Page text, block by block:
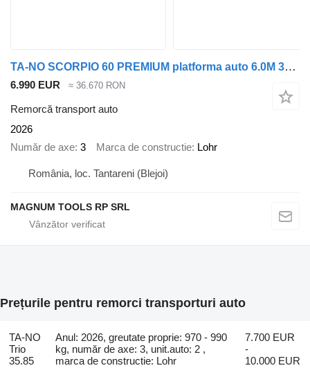
TA-NO SCORPIO 60 PREMIUM platforma auto 6.0M 3500 KG
6.990 EUR ≈ 36.670 RON
Remorcă transport auto
2026
Număr de axe 3 Marca de constructie Lohr
România, loc. Tantareni (Blejoi)
MAGNUM TOOLS RP SRL
Prețurile pentru remorci transporturi auto
TA-NO
Trio
35.85
Anul: 2026, greutate proprie: 970 - 990
kg, număr de axe: 3, unit.auto: 2 ,
marca de constructie: Lohr
7.700 EUR
-
10.000 EUR